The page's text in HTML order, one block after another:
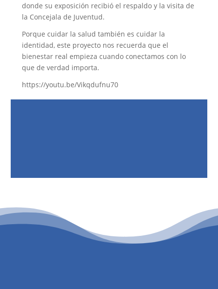
donde su exposición recibió el respaldo y la visita de
la Concejala de Juventud.
Porque cuidar la salud también es cuidar la
identidad, este proyecto nos recuerda que el
bienestar real empieza cuando conectamos con lo
que de verdad importa.
https://youtu.be/Vikqdufnu70
PATROCINIO CULTURAL